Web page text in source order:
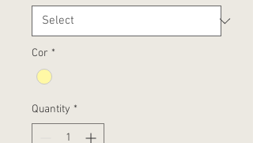
Cor *
Quantity *